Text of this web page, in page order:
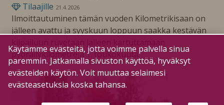
Tilaajille 21.4.2026
Ilmoittautuminen tämän vuoden Kilometrikisaan on
jälleen avattu ja syyskuun loppuun saakka kestävän
pyöräilykilometrejä 1. toukokuuta.
Käytämme evästeitä, jotta voimme palvella sinua
paremmin. Jatkamalla sivuston käyttöä, hyväksyt
evästeiden käytön. Voit muuttaa selaimesi
evästeasetuksia koska tahansa.